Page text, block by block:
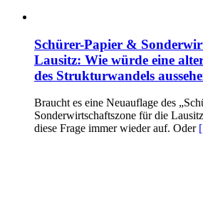
Schürer-Papier &
Lausitz: Wie würde eine
des Strukturwandels
Braucht es eine Neuauflage des
Sonderwirtschaftszone für die
diese Frage immer wieder auf. Oder